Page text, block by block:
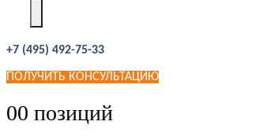
+7 (495) 492-75-33
ПОЛУЧИТЬ КОНСУЛЬТАЦИЮ
00 позиций